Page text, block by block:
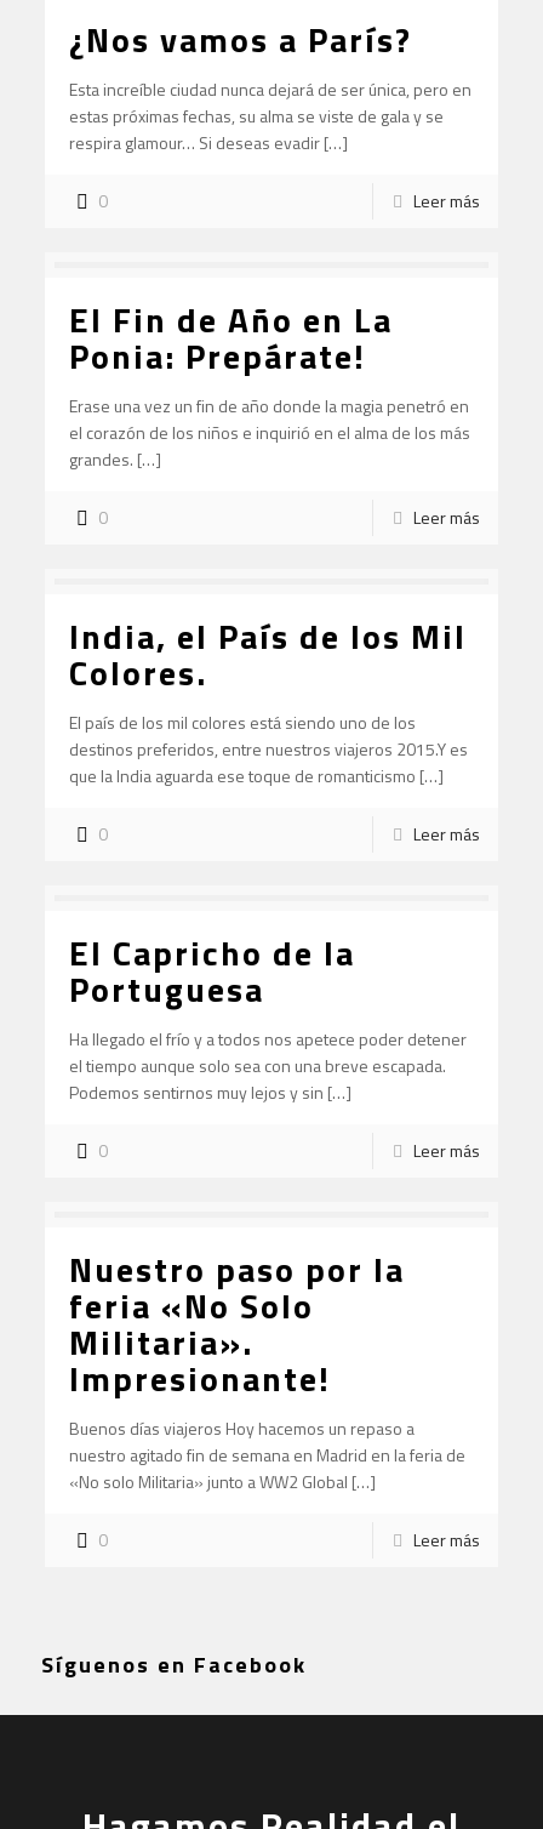
¿Nos vamos a París?
Esta increíble ciudad nunca dejará de ser única, pero en
estas próximas fechas, su alma se viste de gala y se
respira glamour… Si deseas evadir […]
0 Leer más
El Fin de Año en La
Ponia: Prepárate!
Erase una vez un fin de año donde la magia penetró en
el corazón de los niños e inquirió en el alma de los más
grandes. […]
0 Leer más
India, el País de los Mil
Colores.
El país de los mil colores está siendo uno de los
destinos preferidos, entre nuestros viajeros 2015.Y es
que la India aguarda ese toque de romanticismo […]
0 Leer más
El Capricho de la
Portuguesa
Ha llegado el frío y a todos nos apetece poder detener
el tiempo aunque solo sea con una breve escapada.
Podemos sentirnos muy lejos y sin […]
0 Leer más
Nuestro paso por la
feria «No Solo
Militaria».
Impresionante!
Buenos días viajeros Hoy hacemos un repaso a
nuestro agitado fin de semana en Madrid en la feria de
«No solo Militaria» junto a WW2 Global […]
0 Leer más
Síguenos en Facebook